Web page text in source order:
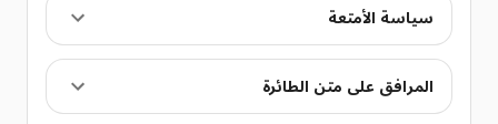
سياسة الأمتعة
المرافق على متن الطائرة